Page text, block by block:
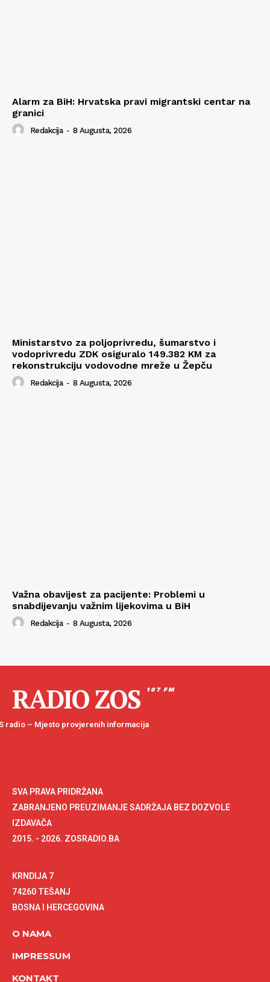
Alarm za BiH: Hrvatska pravi migrantski centar na
granici
Redakcija - 8 Augusta, 2026
Ministarstvo za poljoprivredu, šumarstvo i
vodoprivredu ZDK osiguralo 149.382 KM za
rekonstrukciju vodovodne mreže u Žepču
Redakcija - 8 Augusta, 2026
Važna obavijest za pacijente: Problemi u
snabdijevanju važnim lijekovima u BiH
Redakcija - 8 Augusta, 2026
RADIO ZOS 107 FM
radio – Mjesto provjerenih informacija
SVA PRAVA PRIDRŽANA
ZABRANJENO PREUZIMANJE SADRŽAJA BEZ DOZVOLE
IZDAVAČA
2015. - 2026. ZOSRADIO.BA
KRNDIJA 7
74260 TEŠANJ
BOSNA I HERCEGOVINA
O NAMA
IMPRESSUM
KONTAKT